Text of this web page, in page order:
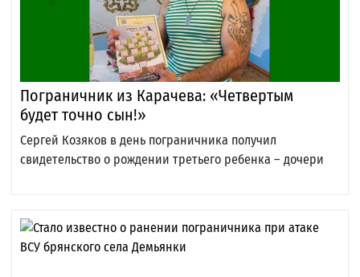
Пограничник из Карачева: «Четвертым
будет точно сын!»
Сергей Козяков в день пограничника получил
свидетельство о рождении третьего ребенка – дочери